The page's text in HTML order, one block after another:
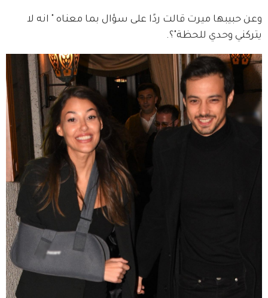
وعن حبيبها ميرت قالت ردًا على سؤال بما معناه " انه لا
يتركني وحدي للحظة"؟.